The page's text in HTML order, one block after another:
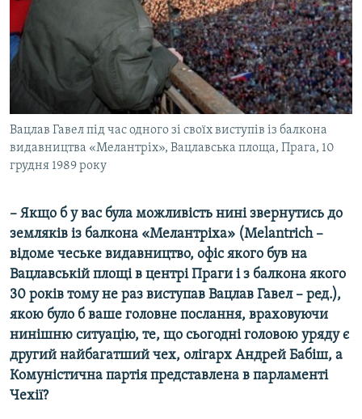
Вацлав Гавел під час одного зі своїх виступів із балкона
видавництва «Мелантріх», Вацлавська площа, Прага, 10
грудня 1989 року
– Якщо б у вас була можливість нині звернутись до
земляків із балкона «Мелантріха» (Melantrich–
відоме чеське видавництво, офіс якого був на
Вацлавській площі в центрі Праги і з балкона якого
30 років тому не раз виступав Вацлав Гавел – ред.),
якою було б ваше головне послання, враховуючи
нинішню ситуацію, те, що сьогодні головою уряду є
другий найбагатший чех, олігарх Андрей Бабіш, а
Комуністична партія представлена в парламенті
Чехії?